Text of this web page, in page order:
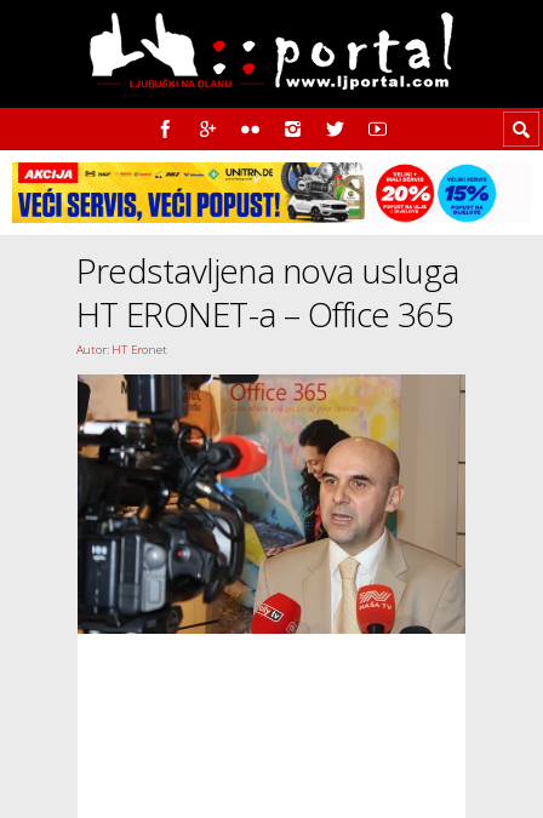
Predstavljena nova usluga
HT ERONET-a – Office 365
Autor: HT Eronet